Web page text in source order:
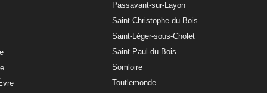
Passavant-sur-Layon
Saint-Christophe-du-Bois
Saint-Léger-sous-Cholet
Saint-Paul-du-Bois
Somloire
Toutlemonde